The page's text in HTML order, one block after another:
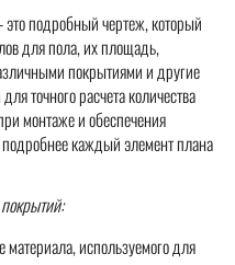
подробный чертеж, который
для пола, их площадь,
покрытиями и другие
точного расчета количества
монтаже и обеспечения
подробнее каждый элемент плана
используемого для